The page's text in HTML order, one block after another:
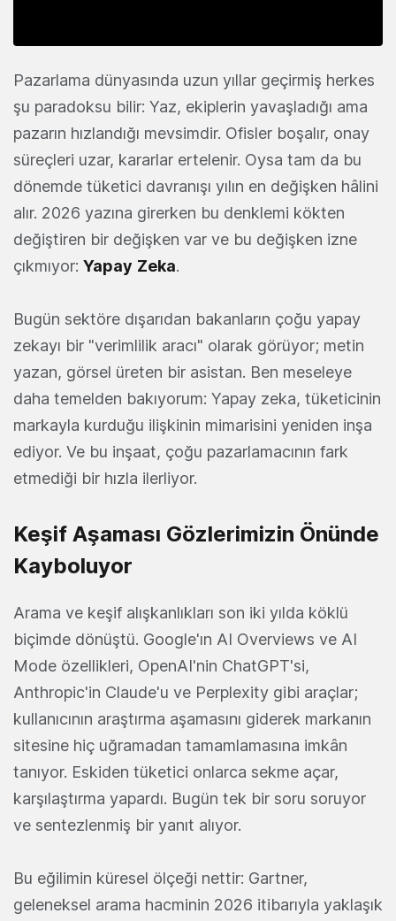
Pazarlama dünyasında uzun yıllar geçirmiş herkes
şu paradoksu bilir: Yaz, ekiplerin yavaşladığı ama
pazarın hızlandığı mevsimdir. Ofisler boşalır, onay
süreçleri uzar, kararlar ertelenir. Oysa tam da bu
dönemde tüketici davranışı yılın en değişken hâlini
alır. 2026 yazına girerken bu denklemi kökten
değiştiren bir değişken var ve bu değişken izne
çıkmıyor: Yapay Zeka.
Bugün sektöre dışarıdan bakanların çoğu yapay
zekayı bir "verimlilik aracı" olarak görüyor; metin
yazan, görsel üreten bir asistan. Ben meseleye
daha temelden bakıyorum: Yapay zeka, tüketicinin
markayla kurduğu ilişkinin mimarisini yeniden inşa
ediyor. Ve bu inşaat, çoğu pazarlamacının fark
etmediği bir hızla ilerliyor.
Keşif Aşaması Gözlerimizin Önünde
Kayboluyor
Arama ve keşif alışkanlıkları son iki yılda köklü
biçimde dönüştü. Google'ın AI Overviews ve AI
Mode özellikleri, OpenAI'nin ChatGPT'si,
Anthropic'in Claude'u ve Perplexity gibi araçlar;
kullanıcının araştırma aşamasını giderek markanın
sitesine hiç uğramadan tamamlamasına imkân
tanıyor. Eskiden tüketici onlarca sekme açar,
karşılaştırma yapardı. Bugün tek bir soru soruyor
ve sentezlenmiş bir yanıt alıyor.
Bu eğilimin küresel ölçeği nettir: Gartner,
geleneksel arama hacminin 2026 itibarıyla yaklaşık